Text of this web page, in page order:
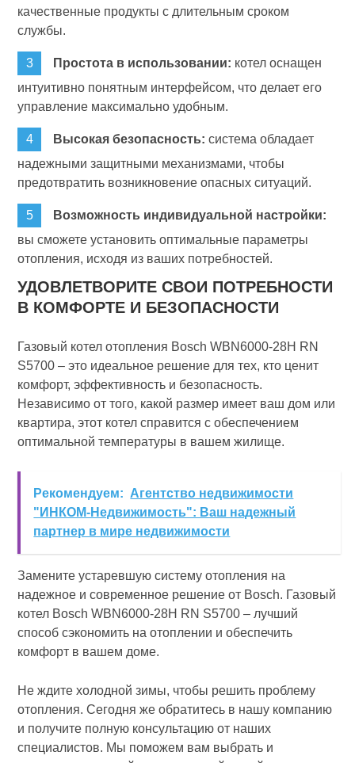
качественные продукты с длительным сроком
службы.
Простота в использовании: котел оснащен
интуитивно понятным интерфейсом, что делает его
управление максимально удобным.
Высокая безопасность: система обладает
надежными защитными механизмами, чтобы
предотвратить возникновение опасных ситуаций.
Возможность индивидуальной настройки:
вы сможете установить оптимальные параметры
отопления, исходя из ваших потребностей.
УДОВЛЕТВОРИТЕ СВОИ ПОТРЕБНОСТИ
В КОМФОРТЕ И БЕЗОПАСНОСТИ
Газовый котел отопления Bosch WBN6000-28H RN
S5700 – это идеальное решение для тех, кто ценит
комфорт, эффективность и безопасность.
Независимо от того, какой размер имеет ваш дом или
квартира, этот котел справится с обеспечением
оптимальной температуры в вашем жилище.
Рекомендуем: Агентство недвижимости
"ИНКОМ-Недвижимость": Ваш надежный
партнер в мире недвижимости
Замените устаревшую систему отопления на
надежное и современное решение от Bosch. Газовый
котел Bosch WBN6000-28H RN S5700 – лучший
способ сэкономить на отоплении и обеспечить
комфорт в вашем доме.
Не ждите холодной зимы, чтобы решить проблему
отопления. Сегодня же обратитесь в нашу компанию
и получите полную консультацию от наших
специалистов. Мы поможем вам выбрать и